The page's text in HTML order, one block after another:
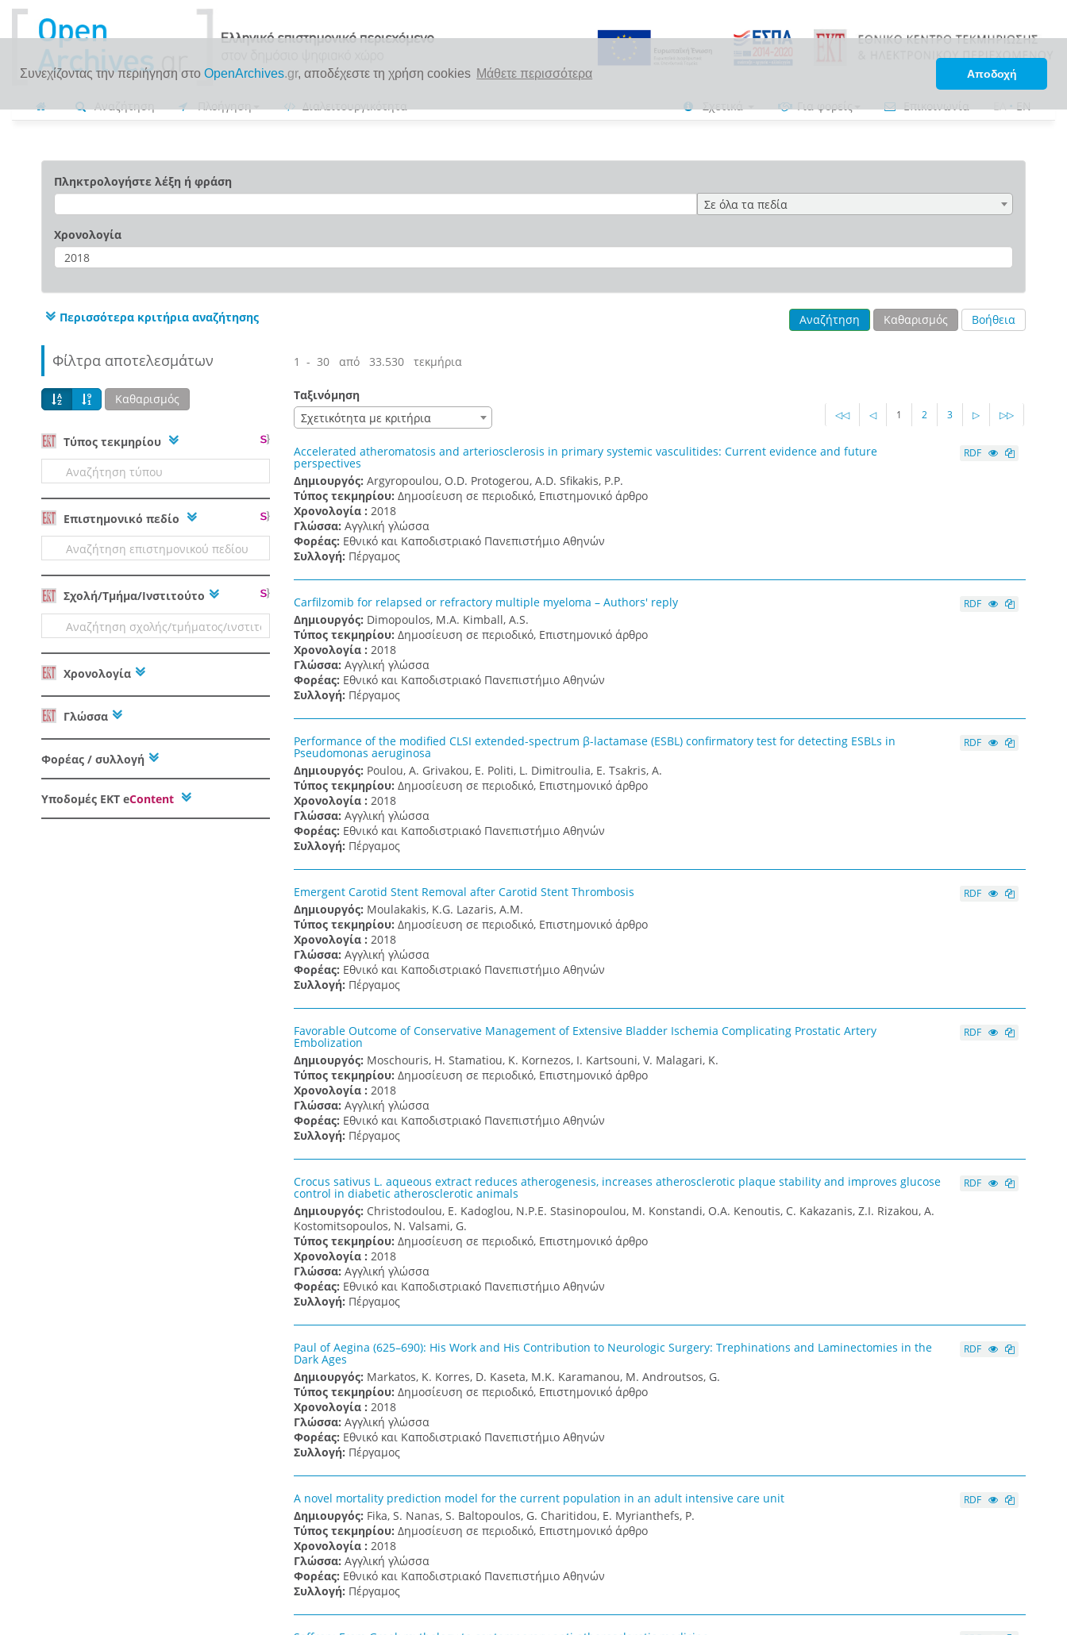
Συνεχίζοντας την περιήγηση στο OpenArchives.gr, αποδέχεστε τη χρήση cookies Μάθετε περισσότερα Αποδοχή
Αναζήτηση Πλοήγηση Διαλειτουργικότητα Σχετικά Για φορείς Επικοινωνία ΕΛ•EN
Πληκτρολογήστε λέξη ή φράση
Σε όλα τα πεδία
Χρονολογία
Περισσότερα κριτήρια αναζήτησης Αναζήτηση Καθαρισμός Βοήθεια
Φίλτρα αποτελεσμάτων
Καθαρισμός
Tύπος τεκμηρίου
Επιστημονικό πεδίο
Σχολή/Τμήμα/Ινστιτούτο
Χρονολογία
Γλώσσα
Φορέας / συλλογή
Υποδομές ΕΚΤ eContent
1 - 30 από 33.530 τεκμήρια
Ταξινόμηση
Σχετικότητα με κριτήρια
◁◁ ◁ 1 2 3 ▷ ▷▷
Accelerated atheromatosis and arteriosclerosis in primary systemic vasculitides: Current evidence and future
perspectives
Δημιουργός: Argyropoulou, O.D. Protogerou, A.D. Sfikakis, P.P.
Τύπος τεκμηρίου: Δημοσίευση σε περιοδικό, Επιστημονικό άρθρο
Χρονολογία : 2018
Γλώσσα: Αγγλική γλώσσα
Φορέας: Εθνικό και Καποδιστριακό Πανεπιστήμιο Αθηνών
Συλλογή: Πέργαμος
RDF
Carfilzomib for relapsed or refractory multiple myeloma – Authors' reply
Δημιουργός: Dimopoulos, M.A. Kimball, A.S.
Τύπος τεκμηρίου: Δημοσίευση σε περιοδικό, Επιστημονικό άρθρο
Χρονολογία : 2018
Γλώσσα: Αγγλική γλώσσα
Φορέας: Εθνικό και Καποδιστριακό Πανεπιστήμιο Αθηνών
Συλλογή: Πέργαμος
RDF
Performance of the modified CLSI extended-spectrum β-lactamase (ESBL) confirmatory test for detecting ESBLs in
Pseudomonas aeruginosa
Δημιουργός: Poulou, A. Grivakou, E. Politi, L. Dimitroulia, E. Tsakris, A.
Τύπος τεκμηρίου: Δημοσίευση σε περιοδικό, Επιστημονικό άρθρο
Χρονολογία : 2018
Γλώσσα: Αγγλική γλώσσα
Φορέας: Εθνικό και Καποδιστριακό Πανεπιστήμιο Αθηνών
Συλλογή: Πέργαμος
RDF
Emergent Carotid Stent Removal after Carotid Stent Thrombosis
Δημιουργός: Moulakakis, K.G. Lazaris, A.M.
Τύπος τεκμηρίου: Δημοσίευση σε περιοδικό, Επιστημονικό άρθρο
Χρονολογία : 2018
Γλώσσα: Αγγλική γλώσσα
Φορέας: Εθνικό και Καποδιστριακό Πανεπιστήμιο Αθηνών
Συλλογή: Πέργαμος
RDF
Favorable Outcome of Conservative Management of Extensive Bladder Ischemia Complicating Prostatic Artery
Embolization
Δημιουργός: Moschouris, H. Stamatiou, K. Kornezos, I. Kartsouni, V. Malagari, K.
Τύπος τεκμηρίου: Δημοσίευση σε περιοδικό, Επιστημονικό άρθρο
Χρονολογία : 2018
Γλώσσα: Αγγλική γλώσσα
Φορέας: Εθνικό και Καποδιστριακό Πανεπιστήμιο Αθηνών
Συλλογή: Πέργαμος
RDF
Crocus sativus L. aqueous extract reduces atherogenesis, increases atherosclerotic plaque stability and improves glucose
control in diabetic atherosclerotic animals
Δημιουργός: Christodoulou, E. Kadoglou, N.P.E. Stasinopoulou, M. Konstandi, O.A. Kenoutis, C. Kakazanis, Z.I. Rizakou, A.
Kostomitsopoulos, N. Valsami, G.
Τύπος τεκμηρίου: Δημοσίευση σε περιοδικό, Επιστημονικό άρθρο
Χρονολογία : 2018
Γλώσσα: Αγγλική γλώσσα
Φορέας: Εθνικό και Καποδιστριακό Πανεπιστήμιο Αθηνών
Συλλογή: Πέργαμος
RDF
Paul of Aegina (625–690): His Work and His Contribution to Neurologic Surgery: Trephinations and Laminectomies in the
Dark Ages
Δημιουργός: Markatos, K. Korres, D. Kaseta, M.K. Karamanou, M. Androutsos, G.
Τύπος τεκμηρίου: Δημοσίευση σε περιοδικό, Επιστημονικό άρθρο
Χρονολογία : 2018
Γλώσσα: Αγγλική γλώσσα
Φορέας: Εθνικό και Καποδιστριακό Πανεπιστήμιο Αθηνών
Συλλογή: Πέργαμος
RDF
A novel mortality prediction model for the current population in an adult intensive care unit
Δημιουργός: Fika, S. Nanas, S. Baltopoulos, G. Charitidou, E. Myrianthefs, P.
Τύπος τεκμηρίου: Δημοσίευση σε περιοδικό, Επιστημονικό άρθρο
Χρονολογία : 2018
Γλώσσα: Αγγλική γλώσσα
Φορέας: Εθνικό και Καποδιστριακό Πανεπιστήμιο Αθηνών
Συλλογή: Πέργαμος
RDF